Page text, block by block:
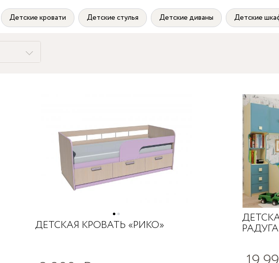
Детские кровати Детские стулья Детские диваны Детские
ДЕТСКАЯ КРОВАТЬ «РИКО»